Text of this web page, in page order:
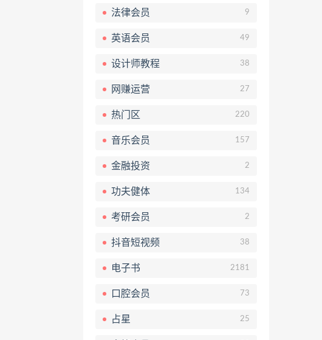
法律会员 9
英语会员 49
设计师教程 38
网赚运营 27
热门区 220
音乐会员 157
金融投资 2
功夫健体 134
考研会员 2
抖音短视频 38
电子书 2181
口腔会员 73
占星 25